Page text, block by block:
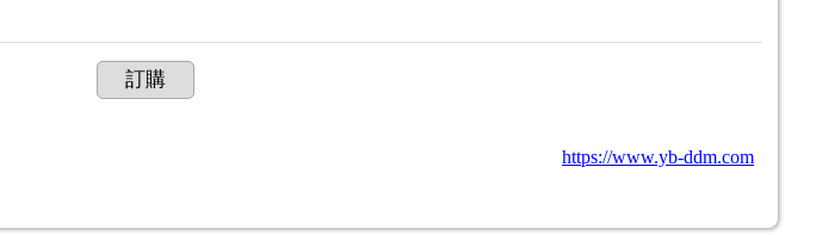
訂購
https://www.yb-ddm.com